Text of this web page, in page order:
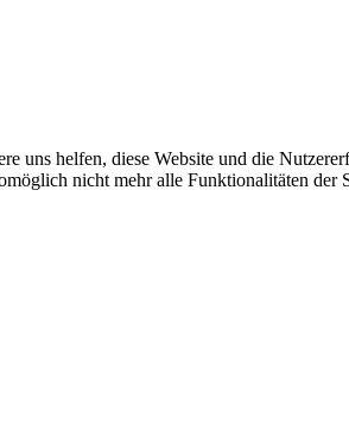
uns helfen, diese Website und die
nicht mehr alle Funktionalitäten der